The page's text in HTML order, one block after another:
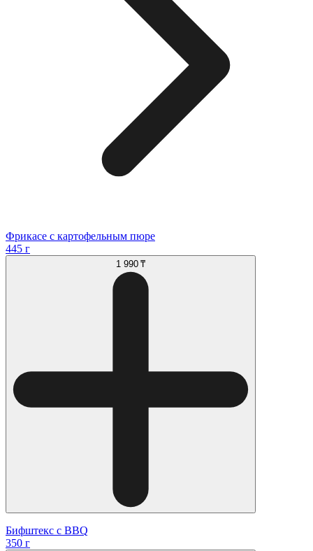
Фрикасе с картофельным пюре
445 г
1 990 ₸
Бифштекс с BBQ
350 г